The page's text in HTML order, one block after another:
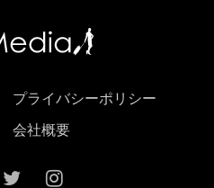
プライバシーポリシー
会社概要